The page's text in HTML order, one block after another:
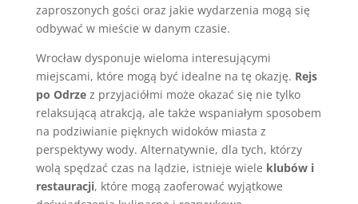
zaproszonych gości oraz jakie wydarzenia mogą się
odbywać w mieście w danym czasie.
Wrocław dysponuje wieloma interesującymi
miejscami, które mogą być idealne na tę okazję. Rejs
po Odrzez przyjaciółmi może okazać się nie tylko
relaksującą atrakcją, ale także wspaniałym sposobem
na podziwianie pięknych widoków miasta z
perspektywy wody. Alternatywnie, dla tych, którzy
wolą spędzać czas na lądzie, istnieje wiele klubów i
restauracji, które mogą zaoferować wyjątkowe